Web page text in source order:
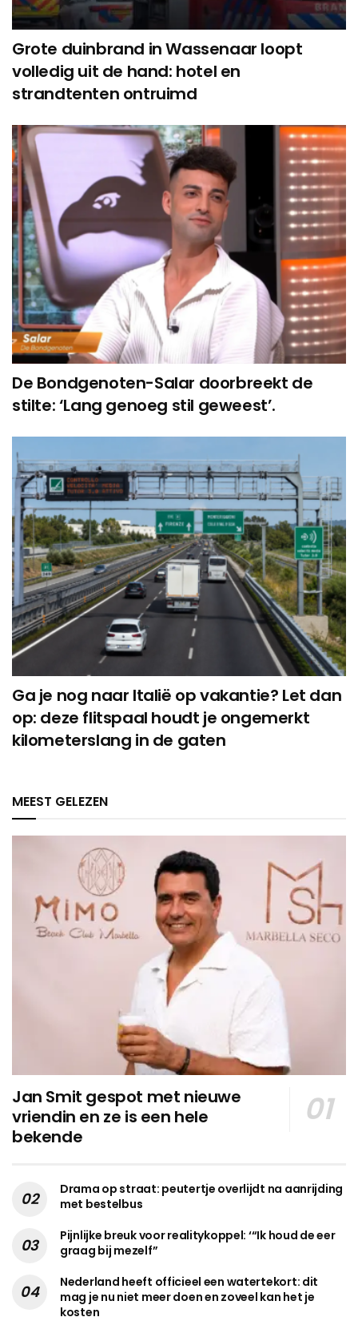
Grote duinbrand in Wassenaar loopt
volledig uit de hand: hotel en
strandtenten ontruimd
De Bondgenoten-Salar doorbreekt de
stilte: ‘Lang genoeg stil geweest’.
Ga je nog naar Italië op vakantie? Let dan
op: deze flitspaal houdt je ongemerkt
kilometerslang in de gaten
MEEST GELEZEN
Jan Smit gespot met nieuwe
vriendin en ze is een hele
bekende
Drama op straat: peutertje overlijdt na aanrijding
met bestelbus
Pijnlijke breuk voor realitykoppel: ‘“Ik houd de eer
graag bij mezelf”
Nederland heeft officieel een watertekort: dit
mag je nu niet meer doen en zoveel kan het je
kosten